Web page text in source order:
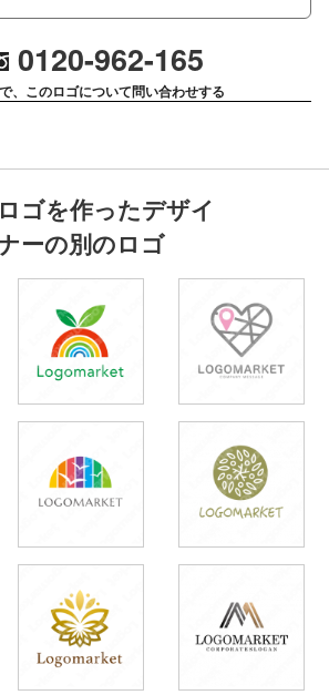
0120-962-165
、このロゴについて問い合わせする
ゴを作ったデザイ
ーの別のロゴ